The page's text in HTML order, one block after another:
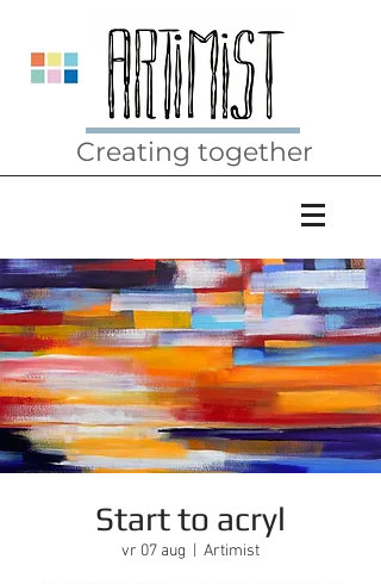
Creating together
Start to acryl
vr 07 aug Artimist